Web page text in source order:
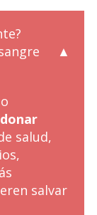
salud,
salvar